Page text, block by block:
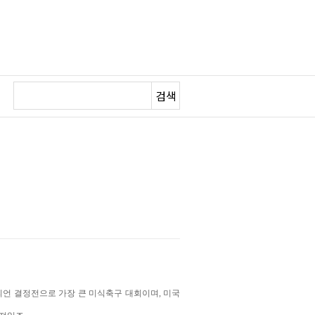
검색
결정전으로 가장 큰 미식축구 대회이며, 미국